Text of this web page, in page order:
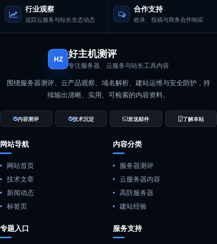
行业观察
追踪云服务与站长生态动态
合作支持
收录、投稿与商务合作响应
HZ 好主机测评
专注服务器、云服务与站长工具内容
围绕服务器测评、云产品观察、域名解析、建站运维与安全防护，持
续输出清晰、实用、可检索的内容资料。
内容测评 技术沉淀 发送邮件 了解本站
网站导航
网站首页
技术文章
新闻动态
标签页
内容分类
服务器测评
云服务器内容
高防服务器
建站经验
专题入口 服务支持